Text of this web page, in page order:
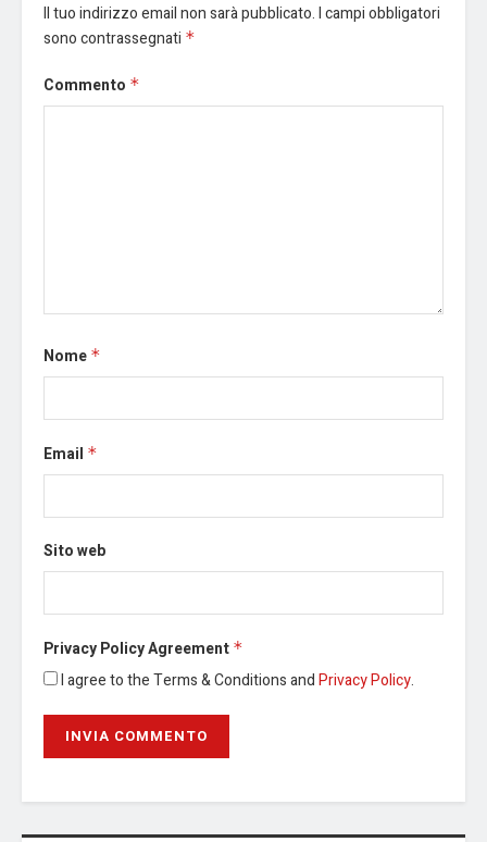
Il tuo indirizzo email non sarà pubblicato.I campi obbligatori
sono contrassegnati *
Commento *
Nome *
Email *
Sito web
Privacy Policy Agreement *
I agree to the Terms & Conditions andPrivacy Policy.